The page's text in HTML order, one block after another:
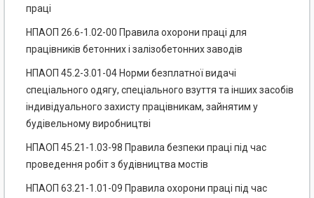
праці
НПАОП 26.6-1.02-00 Правила охорони праці для
працівників бетонних і залізобетонних заводів
НПАОП 45.2-3.01-04 Норми безплатної видачі
спеціального одягу, спеціального взуття та інших засобів
індивідуального захисту працівникам, зайнятим у
будівельному виробництві
НПАОП 45.21-1.03-98 Правила безпеки праці під час
проведення робіт з будівництва мостів
НПАОП 63.21-1.01-09 Правила охорони праці під час